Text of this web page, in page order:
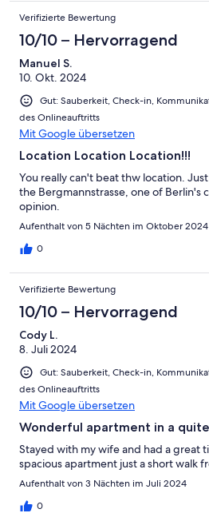
Verifizierte Bewertung
10/10 – Hervorragend
Manuel S.
10. Okt. 2024
Gut: Sauberkeit, Check-in,
des Onlineauftritts
Mit Google übersetzen
Location Location Location!!!
You really can't beat thw location.
the Bergmannstrasse, one of Berlin's
opinion.
Aufenthalt von 5 Nächten im Oktober 2024
0
Verifizierte Bewertung
10/10 – Hervorragend
Cody L.
8. Juli 2024
Gut: Sauberkeit, Check-in,
des Onlineauftritts
Mit Google übersetzen
Wonderful apartment in a
Stayed with my wife and had a great
spacious apartment just a short walk
Aufenthalt von 3 Nächten im Juli 2024
0